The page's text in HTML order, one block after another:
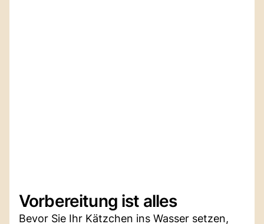
Vorbereitung ist alles
Bevor Sie Ihr Kätzchen ins Wasser setzen,